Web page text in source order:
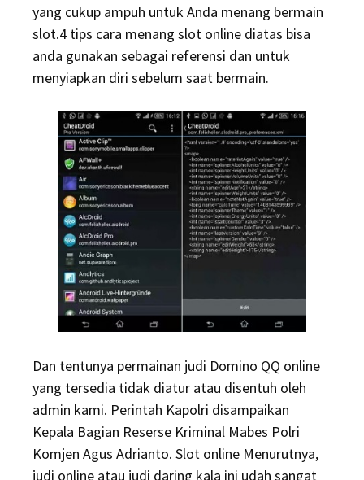
yang cukup ampuh untuk Anda menang bermain
slot.4 tips cara menang slot online diatas bisa
anda gunakan sebagai referensi dan untuk
menyiapkan diri sebelum saat bermain.
Dan tentunya permainan judi Domino QQ online
yang tersedia tidak diatur atau disentuh oleh
admin kami. Perintah Kapolri disampaikan
Kepala Bagian Reserse Kriminal Mabes Polri
Komjen Agus Adrianto. Slot online Menurutnya,
judi online atau judi daring kala ini udah sangat